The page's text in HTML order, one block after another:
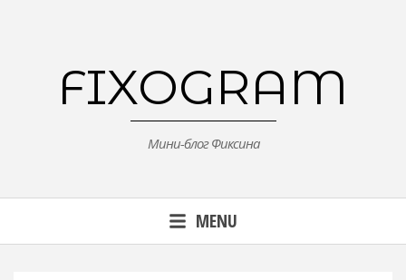
FIXOGRAM
Мини-блог Фиксина
MENU